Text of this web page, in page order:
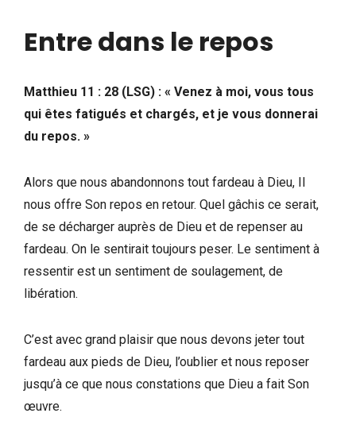
Entre dans le repos
Matthieu 11 : 28 (LSG) : « Venez à moi, vous tous
qui êtes fatigués et chargés, et je vous donnerai
du repos. »
Alors que nous abandonnons tout fardeau à Dieu, Il
nous offre Son repos en retour. Quel gâchis ce serait,
de se décharger auprès de Dieu et de repenser au
fardeau. On le sentirait toujours peser. Le sentiment à
ressentir est un sentiment de soulagement, de
libération.
C’est avec grand plaisir que nous devons jeter tout
fardeau aux pieds de Dieu, l’oublier et nous reposer
jusqu’à ce que nous constations que Dieu a fait Son
œuvre.